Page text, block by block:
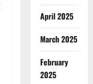
April 2025
March 2025
February
2025